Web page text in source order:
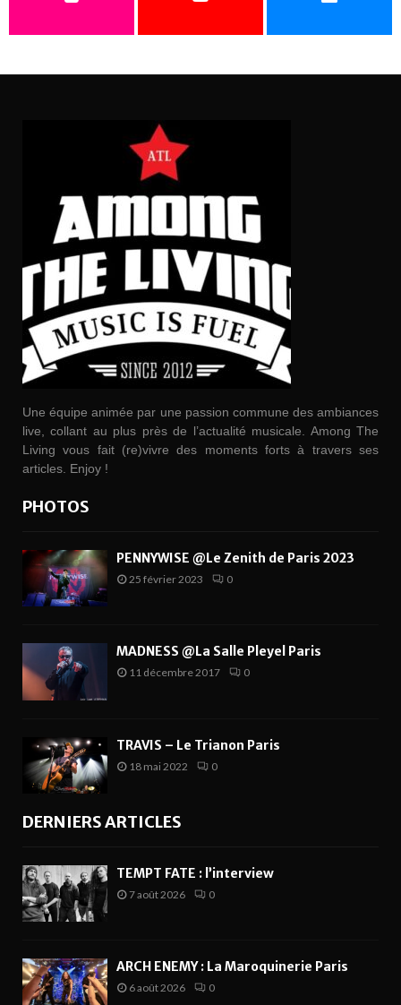
Une équipe animée par une passion commune des ambiances
live, collant au plus près de l’actualité musicale. Among The
Living vous fait (re)vivre des moments forts à travers ses
articles. Enjoy !
PHOTOS
PENNYWISE @Le Zenith de Paris 2023
25 février 2023 0
MADNESS @La Salle Pleyel Paris
11 décembre 2017 0
TRAVIS – Le Trianon Paris
18 mai 2022 0
DERNIERS ARTICLES
TEMPT FATE : l’interview
7 août 2026 0
ARCH ENEMY : La Maroquinerie Paris
6 août 2026 0